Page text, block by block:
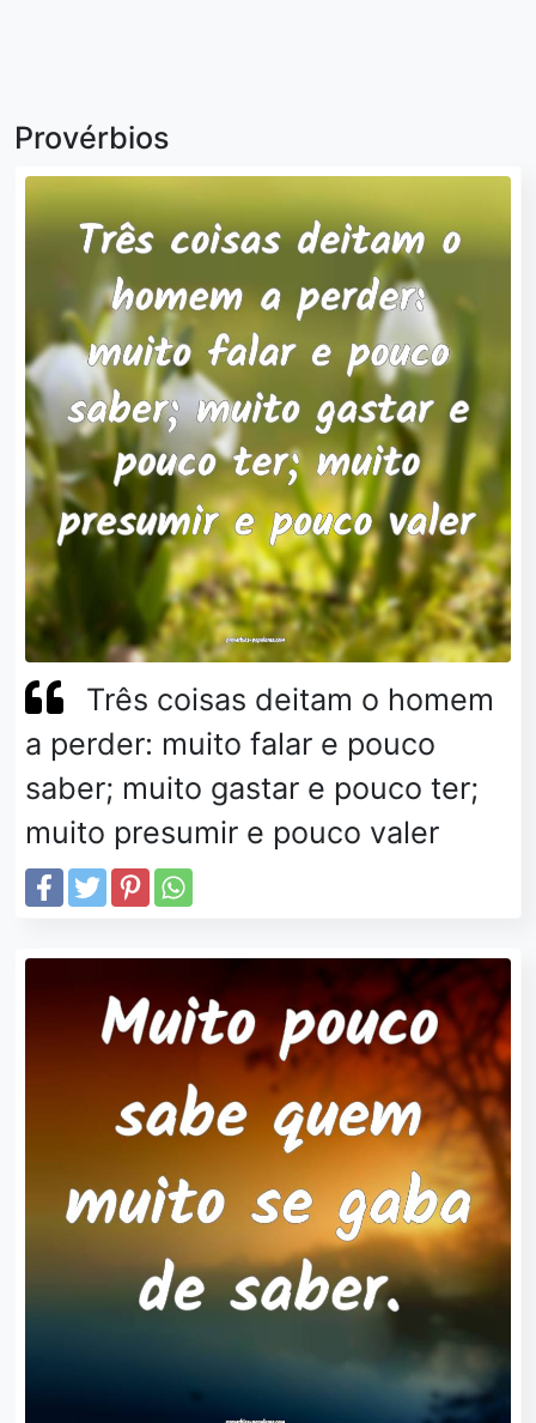
Provérbios
Três coisas deitam o homem
a perder: muito falar e pouco
saber; muito gastar e pouco ter;
muito presumir e pouco valer